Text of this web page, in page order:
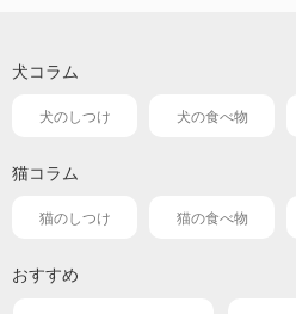
犬コラム
犬のしつけ 犬の食べ物
猫コラム
猫のしつけ 猫の食べ物
おすすめ